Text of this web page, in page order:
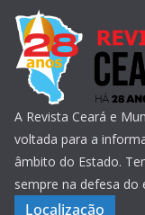
A Revista Ceará e
voltada para a
âmbito do Estado.
sempre na defesa do
Localização